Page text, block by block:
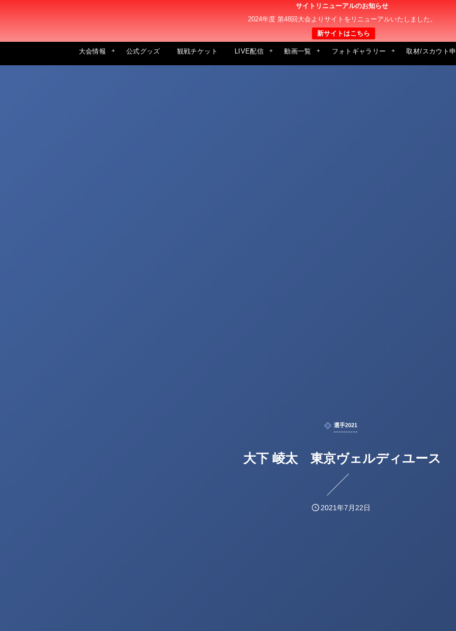
サイトリニューアルのお知らせ
2024年度 第48回大会よりサイトをリニューアルいたしました。
新サイトはこちら
大会情報 公式グッズ 観戦チケット LIVE配信 動画一覧 フォトギャラリー 取材/スカウト
選手2021
大下 崚太 東京ヴェルディユース
2021年7月22日